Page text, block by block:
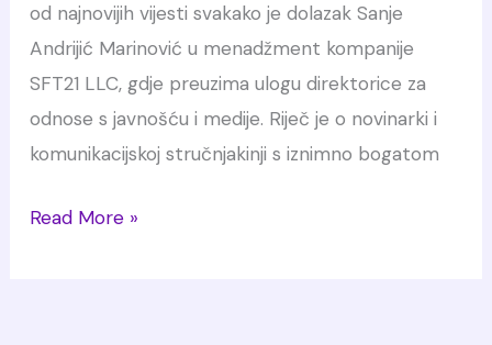
od najnovijih vijesti svakako je dolazak Sanje
Andrijić Marinović u menadžment kompanije
SFT21 LLC, gdje preuzima ulogu direktorice za
odnose s javnošću i medije. Riječ je o novinarki i
komunikacijskoj stručnjakinji s iznimno bogatom
Sanja
Read More »